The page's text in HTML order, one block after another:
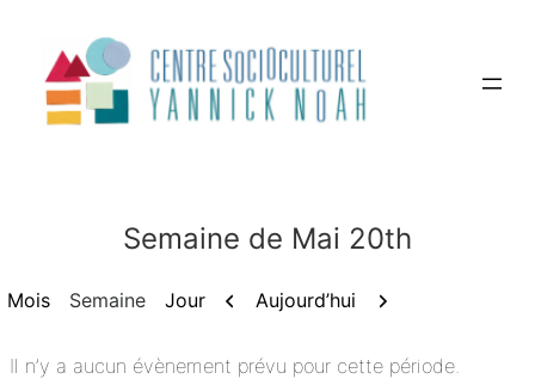
contenu
Semaine de Mai 20th
Mois Semaine Jour Précédent
Aujourd’hui Suivant
Il n’y a aucun évènement prévu pour cette période.